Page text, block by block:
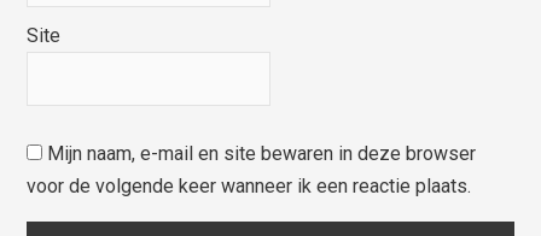
Site
Mijn naam, e-mail en site bewaren in deze browser
voor de volgende keer wanneer ik een reactie plaats.